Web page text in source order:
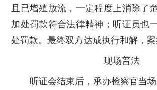
且已增殖放流，一定程度上消除了
加处罚款符合法律精神；听证员也
处罚款。最终双方达成执行和解，案
现场普法
听证会结束后，承办检察官当